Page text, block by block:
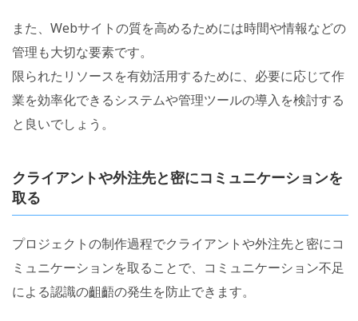
また、Webサイトの質を高めるためには時間や情報などの
管理も大切な要素です。
限られたリソースを有効活用するために、必要に応じて作
業を効率化できるシステムや管理ツールの導入を検討する
と良いでしょう。
クライアントや外注先と密にコミュニケーションを
取る
プロジェクトの制作過程でクライアントや外注先と密にコ
ミュニケーションを取ることで、コミュニケーション不足
による認識の齟齬の発生を防止できます。